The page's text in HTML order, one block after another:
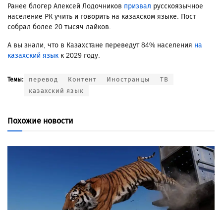
Ранее блогер Алексей Лодочников призвал русскоязычное
население РК учить и говорить на казахском языке. Пост
собрал более 20 тысяч лайков.
А вы знали, что в Казахстане переведут 84% населения на
казахский язык к 2029 году.
Темы: перевод Контент Иностранцы
ТВ
казахский язык
Похожие новости